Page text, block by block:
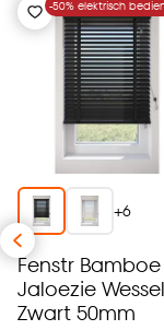
Goed om te
kan
-50% elektrisch
+6
Fenstr Bamboe
Jaloezie Wessel
Zwart 50mm